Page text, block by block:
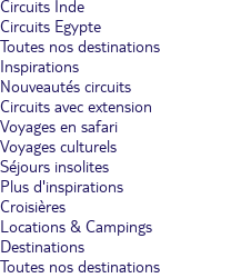
Circuits Inde
Circuits Egypte
Toutes nos destinations
Inspirations
Nouveautés circuits
Circuits avec extension
Voyages en safari
Voyages culturels
Séjours insolites
Plus d'inspirations
Croisières
Locations & Campings
Destinations
Toutes nos destinations